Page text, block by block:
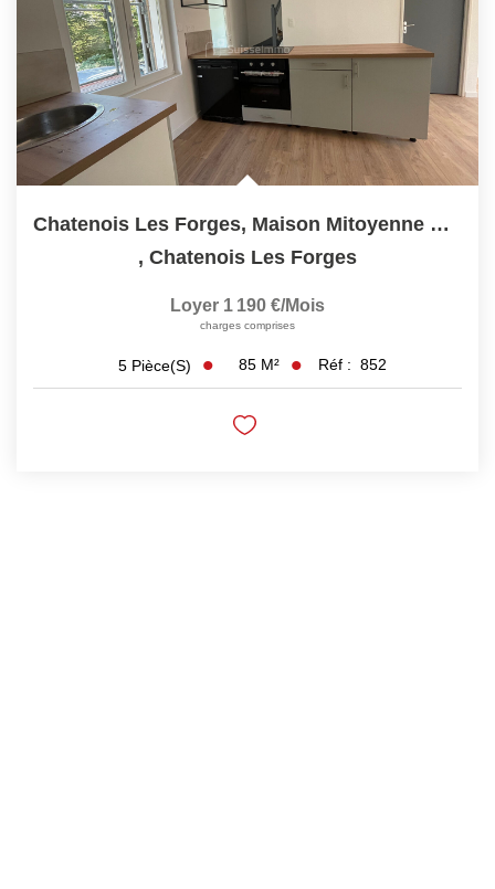
LOUER
Découvrez Nos Biens En Location
Confiez-Nous La Recherche De Votre Location
NOTRE AGENCE
Chatenois Les Forges, Maison Mitoyenne Entierement Rénovée...
, Chatenois Les Forges
Loyer 1 190 €/mois
charges comprises
5 Pièce(s) 85 M² Réf : 852